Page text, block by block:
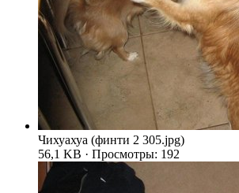
Чихуахуа (финти 2 305.jpg)
56,1 KB · Просмотры: 192